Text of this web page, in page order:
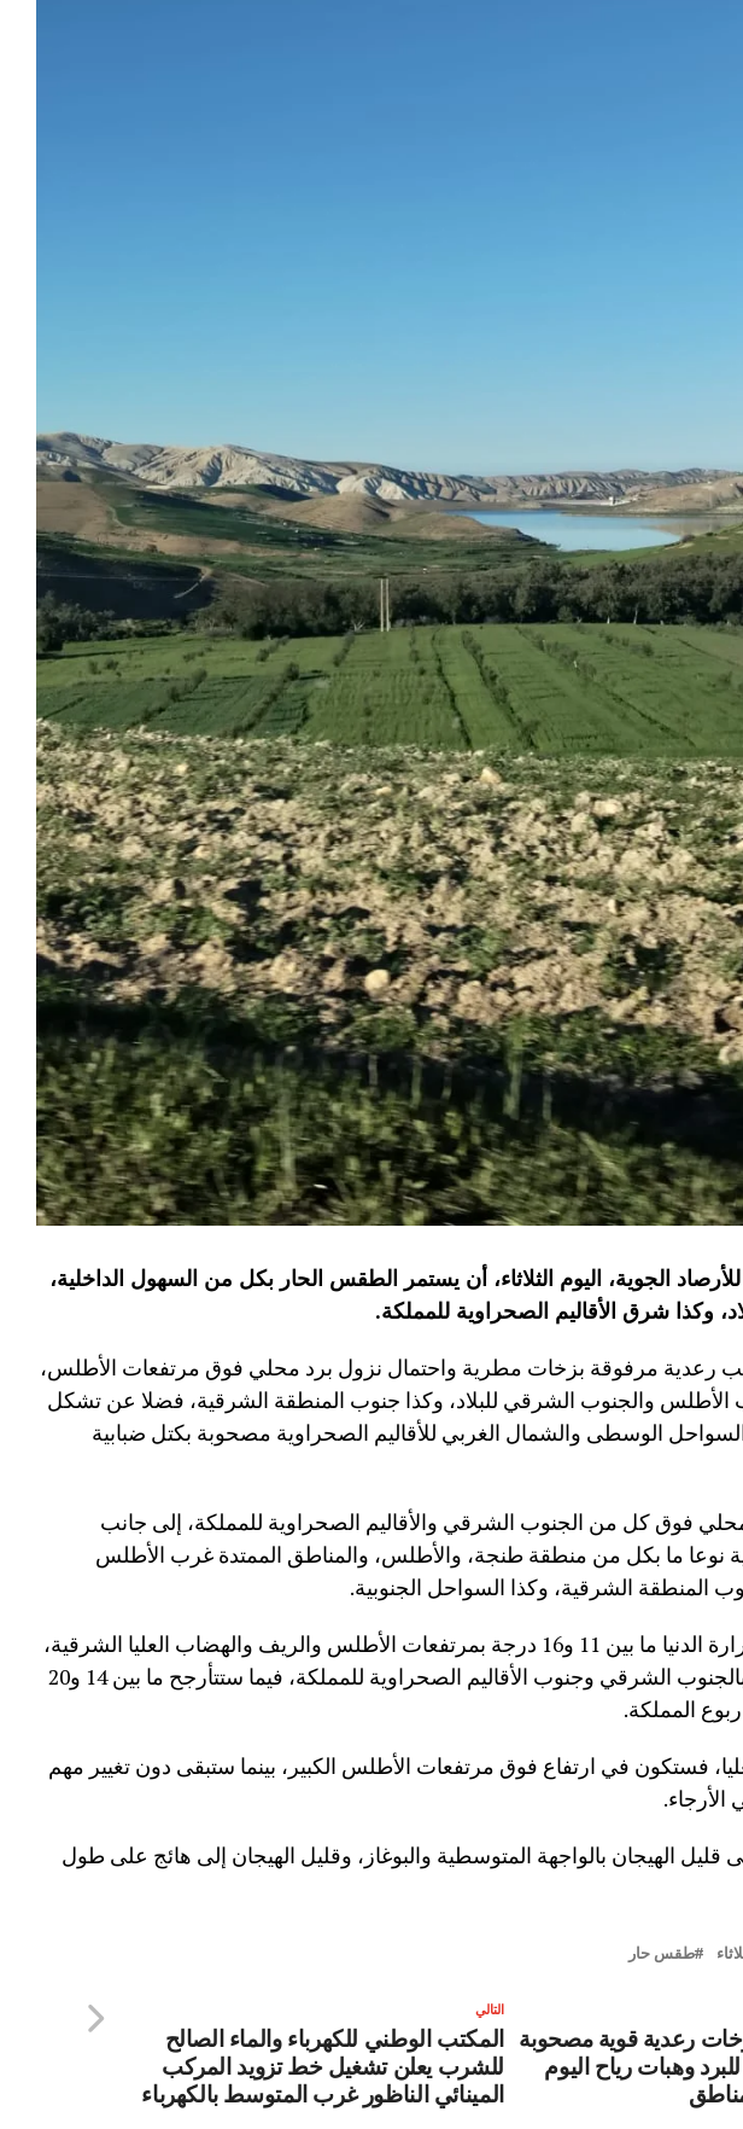
للأرصاد الجوية، اليوم الثلاثاء، أن يستمر الطقس الحار بكل من السهول الداخلية،
وكذا شرق الأقاليم الصحراوية للمملكة.
رعدية مرفوقة بزخات مطرية واحتمال نزول برد محلي فوق مرتفعات الأطلس،
الأطلس والجنوب الشرقي للبلاد، وكذا جنوب المنطقة الشرقية، فضلا عن تشكل
الوسطى والشمال الغربي للأقاليم الصحراوية مصحوبة بكتل ضبابية
فوق كل من الجنوب الشرقي والأقاليم الصحراوية للمملكة، إلى جانب
نوعا ما بكل من منطقة طنجة، والأطلس، والمناطق الممتدة غرب الأطلس
المنطقة الشرقية، وكذا السواحل الجنوبية.
وستتراوح درجات الحرارة الدنيا ما بين 11 و16 درجة بمرتفعات الأطلس والريف والهضاب العليا الشرقية،
وما بين 19 و24 درجة بالجنوب الشرقي وجنوب الأقاليم الصحراوية للمملكة، فيما ستتأرجح ما بين 14 و20
المملكة.
فستكون في ارتفاع فوق مرتفعات الأطلس الكبير، بينما ستبقى دون تغيير مهم
الأرجاء.
قليل الهيجان بالواجهة المتوسطية والبوغاز، وقليل الهيجان إلى هائج على طول
طقس حار
التالي
المكتب الوطني للكهرباء والماء الصالح
للشرب يعلن تشغيل خط تزويد المركب
المينائي الناظور غرب المتوسط بالكهرباء
رعدية قوية مصحوبة
وهبات رياح اليوم